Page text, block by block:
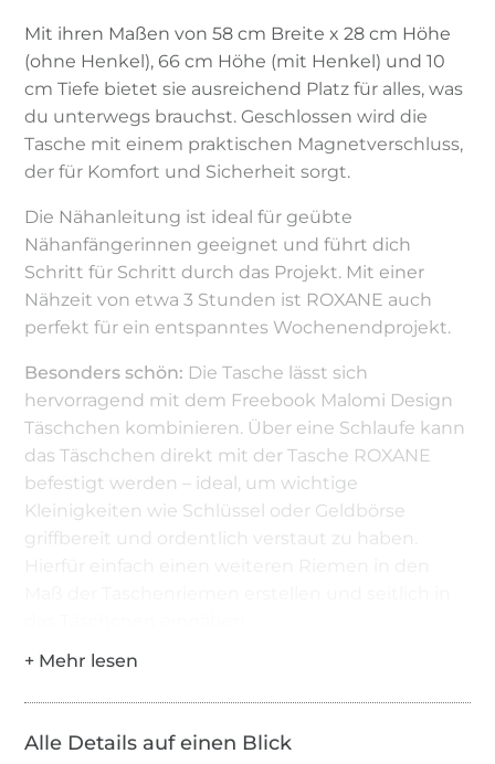
Mit ihren Maßen von 58 cm Breite x 28 cm Höhe
(ohne Henkel), 66 cm Höhe (mit Henkel) und 10
cm Tiefe bietet sie ausreichend Platz für alles, was
du unterwegs brauchst. Geschlossen wird die
Tasche mit einem praktischen Magnetverschluss,
der für Komfort und Sicherheit sorgt.
Die Nähanleitung ist ideal für geübte
Nähanfängerinnen geeignet und führt dich
Schritt für Schritt durch das Projekt. Mit einer
Nähzeit von etwa 3 Stunden ist ROXANE auch
perfekt für ein entspanntes Wochenendprojekt.
Besonders schön: Die Tasche lässt sich
hervorragend mit dem Freebook Malomi Design
Täschchen kombinieren. Über eine Schlaufe kann
das Täschchen direkt mit der Tasche ROXANE
befestigt werden – ideal, um wichtige
Kleinigkeiten wie Schlüssel oder Geldbörse
griffbereit und ordentlich verstaut zu haben.
Viel Freude beim Nähen deiner ROXANE und
Nähzeit:ca. 3 Stunden
Alle Details auf einen Blick